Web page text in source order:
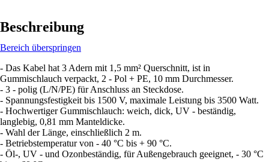
Beschreibung
Bereich überspringen
- Das Kabel hat 3 Adern mit 1,5 mm² Querschnitt, ist in
Gummischlauch verpackt, 2 - Pol + PE, 10 mm Durchmesser.
- 3 - polig (L/N/PE) für Anschluss an Steckdose.
- Spannungsfestigkeit bis 1500 V, maximale Leistung bis 3500 Watt.
- Hochwertiger Gummischlauch: weich, dick, UV - beständig,
langlebig, 0,81 mm Manteldicke.
- Wahl der Länge, einschließlich 2 m.
- Betriebstemperatur von - 40 °C bis + 90 °C.
- Öl-, UV - und Ozonbeständig, für Außengebrauch geeignet, - 30 °C